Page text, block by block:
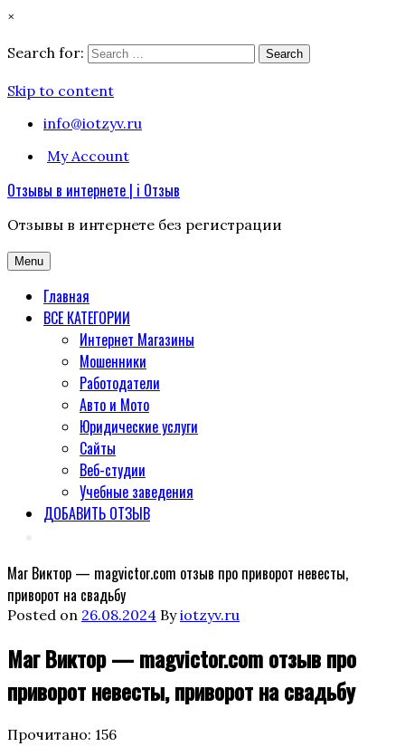
×
Search for:
Search
Skip to content
info@iotzyv.ru
My Account
Отзывы в интернете | i Отзыв
Отзывы в интернете без регистрации
Menu
Главная
ВСЕ КАТЕГОРИИ
Интернет Магазины
Мошенники
Работодатели
Авто и Мото
Юридические услуги
Сайты
Веб-студии
Учебные заведения
ДОБАВИТЬ ОТЗЫВ
Маг Виктор — magvictor.com отзыв про приворот невесты,
приворот на свадьбу
Posted on 26.08.2024 Byiotzyv.ru
Маг Виктор — magvictor.com отзыв про
приворот невесты, приворот на свадьбу
Прочитано: 156